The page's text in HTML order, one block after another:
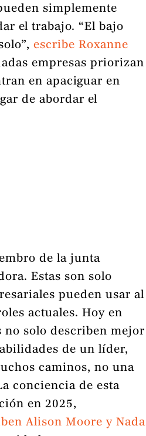
simplemente
el trabajo. “El bajo
escribe Roxanne
empresas priorizan
en apaciguar en
de abordar el
de la junta
Estas son solo
pueden usar al
actuales. Hoy en
no solo describen mejor
de un líder,
caminos, no una
conciencia de esta
en 2025,
Alison Moore y Nada